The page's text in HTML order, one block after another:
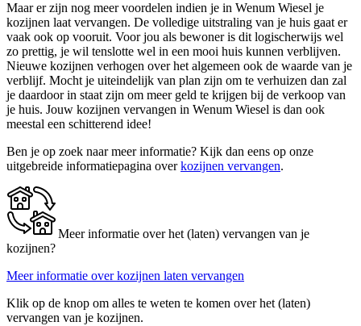
Maar er zijn nog meer voordelen indien je in Wenum Wiesel je
kozijnen laat vervangen. De volledige uitstraling van je huis gaat er
vaak ook op vooruit. Voor jou als bewoner is dit logischerwijs wel
zo prettig, je wil tenslotte wel in een mooi huis kunnen verblijven.
Nieuwe kozijnen verhogen over het algemeen ook de waarde van je
verblijf. Mocht je uiteindelijk van plan zijn om te verhuizen dan zal
je daardoor in staat zijn om meer geld te krijgen bij de verkoop van
je huis. Jouw kozijnen vervangen in Wenum Wiesel is dan ook
meestal een schitterend idee!
Ben je op zoek naar meer informatie? Kijk dan eens op onze
uitgebreide informatiepagina overkozijnen vervangen.
Meer informatie over het (laten) vervangen van je
kozijnen?
Meer informatie over kozijnen laten vervangen
Klik op de knop om alles te weten te komen over het (laten)
vervangen van je kozijnen.